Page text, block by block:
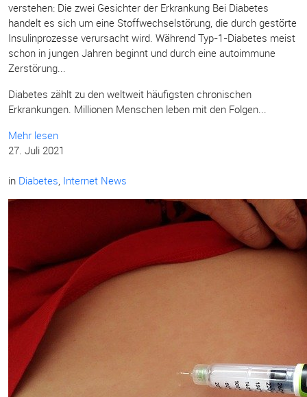
verstehen: Die zwei Gesichter der Erkrankung Bei Diabetes
handelt es sich um eine Stoffwechselstörung, die durch gestörte
Insulinprozesse verursacht wird. Während Typ-1-Diabetes meist
schon in jungen Jahren beginnt und durch eine autoimmune
Zerstörung...
Diabetes zählt zu den weltweit häufigsten chronischen
Erkrankungen. Millionen Menschen leben mit den Folgen...
Mehr lesen
27. Juli 2021
in Diabetes, Internet News